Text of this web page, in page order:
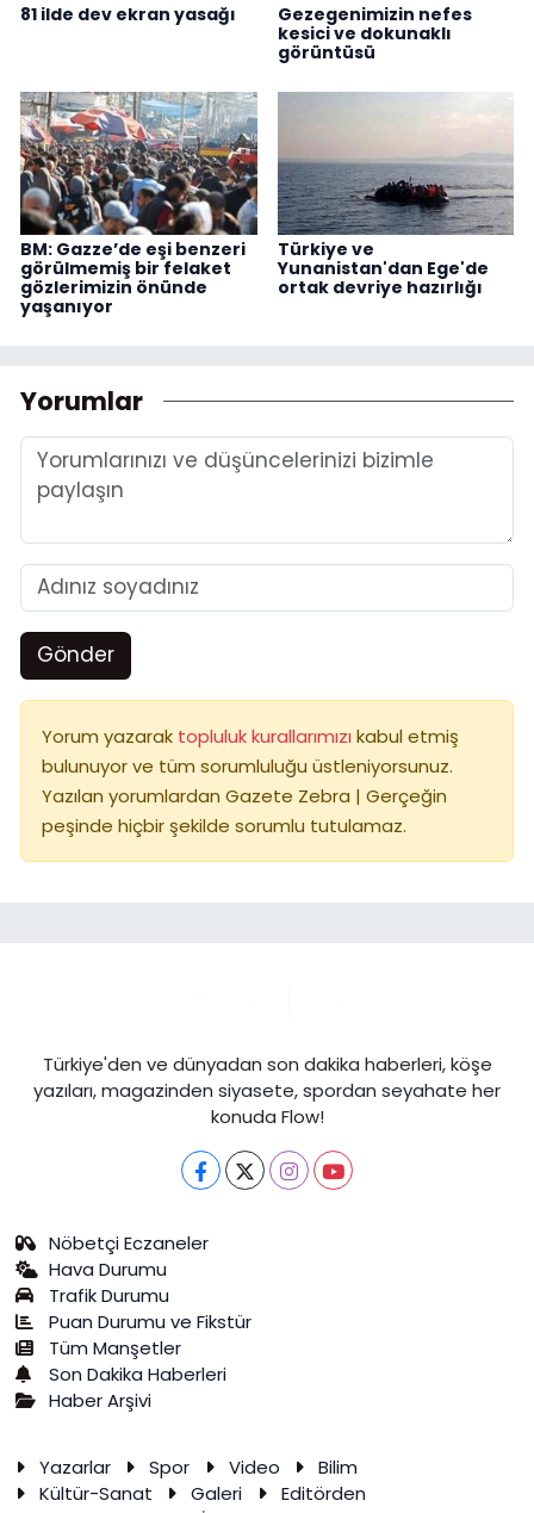
81 ilde dev ekran yasağı
Gezegenimizin nefes
kesici ve dokunaklı
görüntüsü
BM: Gazze’de eşi benzeri
görülmemiş bir felaket
gözlerimizin önünde
yaşanıyor
Türkiye ve
Yunanistan'dan Ege'de
ortak devriye hazırlığı
Yorumlar
Gönder
Yorum yazarak topluluk kurallarımızı kabul etmiş
bulunuyor ve tüm sorumluluğu üstleniyorsunuz.
Yazılan yorumlardan Gazete Zebra | Gerçeğin
peşinde hiçbir şekilde sorumlu tutulamaz.
Türkiye'den ve dünyadan son dakika haberleri, köşe
yazıları, magazinden siyasete, spordan seyahate her
konuda Flow!
Nöbetçi Eczaneler
Hava Durumu
Trafik Durumu
Puan Durumu ve Fikstür
Tüm Manşetler
Son Dakika Haberleri
Haber Arşivi
Yazarlar Spor Video
Bilim
Kültür-Sanat
Galeri
Editörden